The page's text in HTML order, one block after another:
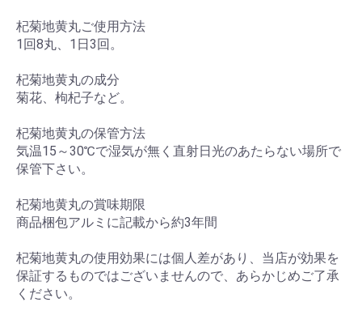
杞菊地黄丸ご使用方法
1回8丸、1日3回。
杞菊地黄丸の成分
菊花、枸杞子など。
杞菊地黄丸の保管方法
気温15～30℃で湿気が無く直射日光のあたらない場所で
保管下さい。
杞菊地黄丸の賞味期限
商品梱包アルミに記載から約3年間
杞菊地黄丸の使用効果には個人差があり、当店が効果を
保証するものではございませんので、あらかじめご了承
ください。